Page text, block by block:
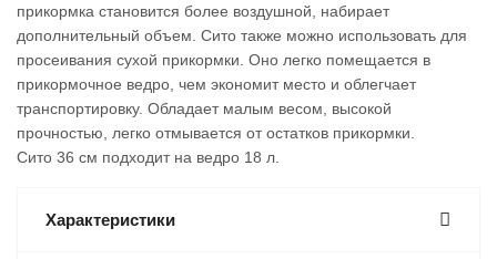
прикормка становится более воздушной, набирает
дополнительный объем. Сито также можно использовать для
просеивания сухой прикормки. Оно легко помещается в
прикормочное ведро, чем экономит место и облегчает
транспортировку. Обладает малым весом, высокой
прочностью, легко отмывается от остатков прикормки.
Сито 36 см подходит на ведро 18 л.
Характеристики